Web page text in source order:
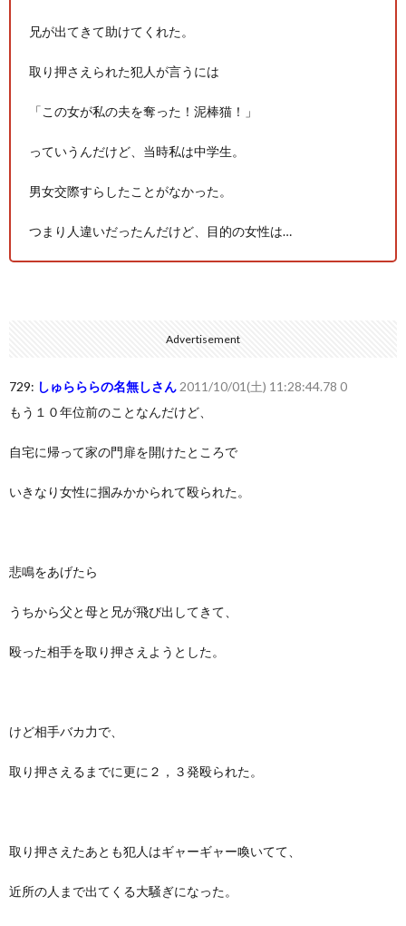
可愛い彼女が部屋に入ってきた。もしかしてニンジャ？→スタイリ...
(7/30)
Powered by livedoor 相互RSS
兄が出てきて助けてくれた。
取り押さえられた犯人が言うには
「この女が私の夫を奪った！泥棒猫！」
っていうんだけど、当時私は中学生。
男女交際すらしたことがなかった。
つまり人違いだったんだけど、目的の女性は…
Advertisement
729: しゅらららの名無しさん 2011/10/01(土) 11:28:44.78 0
もう１０年位前のことなんだけど、
自宅に帰って家の門扉を開けたところで
いきなり女性に掴みかかられて殴られた。
悲鳴をあげたら
うちから父と母と兄が飛び出してきて、
殴った相手を取り押さえようとした。
けど相手バカ力で、
取り押さえるまでに更に２，３発殴られた。
取り押さえたあとも犯人はギャーギャー喚いてて、
近所の人まで出てくる大騒ぎになった。